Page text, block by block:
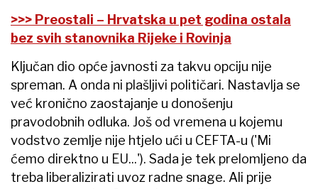
>>> Preostali – Hrvatska u pet godina ostala
bez svih stanovnika Rijeke i Rovinja
Ključan dio opće javnosti za takvu opciju nije
spreman. A onda ni plašljivi političari. Nastavlja se
već kronično zaostajanje u donošenju
pravodobnih odluka. Još od vremena u kojemu
vodstvo zemlje nije htjelo ući u CEFTA-u ('Mi
ćemo direktno u EU...'). Sada je tek prelomljeno da
treba liberalizirati uvoz radne snage. Ali prije